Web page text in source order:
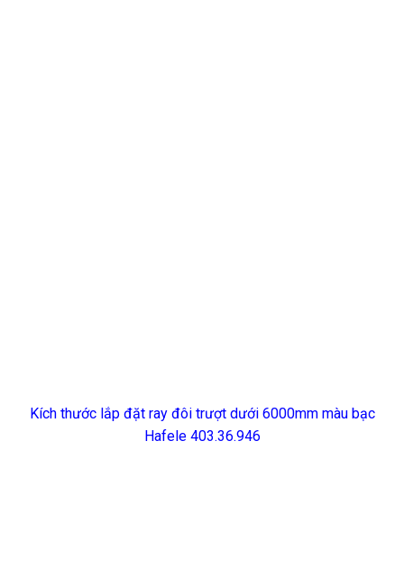
Kích thước lắp đặt ray đôi trượt dưới 6000mm màu bạc
Hafele 403.36.946